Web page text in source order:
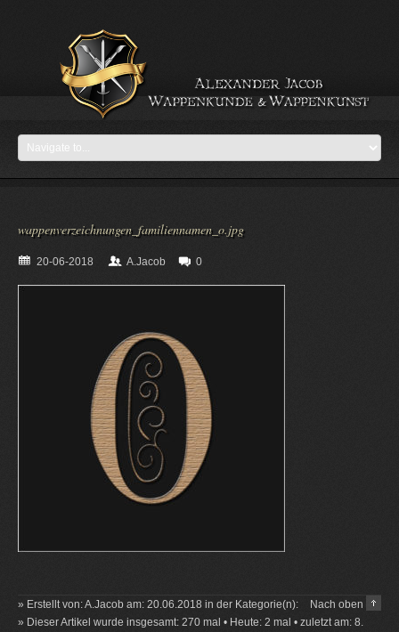
wappenverzeichnungen_familiennamen_o.jpg
20-06-2018 A.Jacob 0
Nach oben
» Erstellt von: A.Jacob am: 20.06.2018 in der Kategorie(n):
» Dieser Artikel wurde insgesamt: 270 mal • Heute: 2 mal • zuletzt am: 8.